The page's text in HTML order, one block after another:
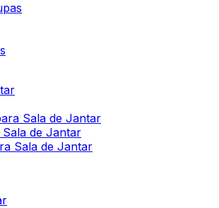
Sala de Jantar
de Jantar
Sala de Jantar